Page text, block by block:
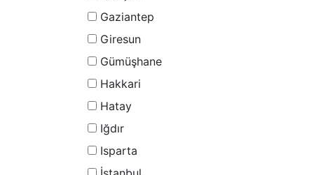
Gaziantep
Giresun
Gümüşhane
Hakkari
Hatay
Iğdır
Isparta